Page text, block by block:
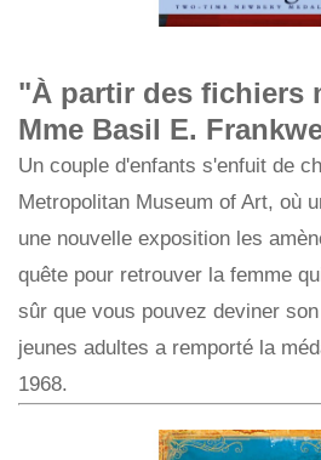
"À partir des fichiers
Mme Basil E.
Un couple d'enfants s'enfuit de
Metropolitan Museum of Art, où
une nouvelle exposition les
quête pour retrouver la femme
sûr que vous pouvez deviner
jeunes adultes a remporté la
1968.